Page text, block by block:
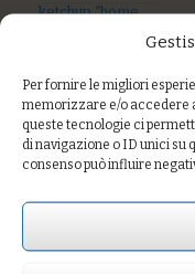
Per fornire le migliori
memorizzare e/o accedere
queste tecnologie ci
di navigazione o ID unici su
consenso può influire
ketchup “home
Flan con cipolle
brasate e Monte
Veronese